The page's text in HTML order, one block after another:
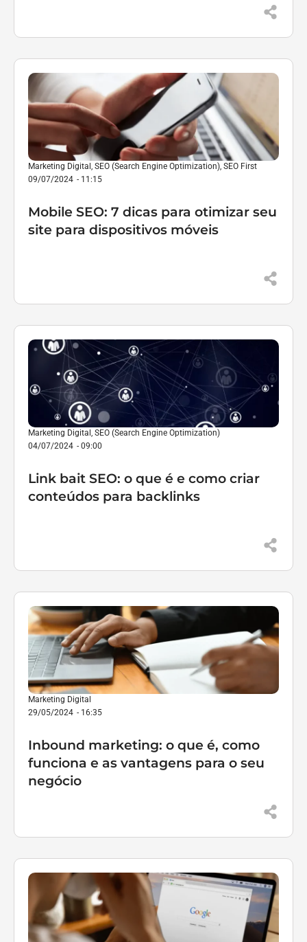
Marketing Digital, SEO (Search Engine Optimization), SEO First
09/07/2024 - 11:15
Mobile SEO: 7 dicas para otimizar seu
site para dispositivos móveis
Marketing Digital, SEO (Search Engine Optimization)
04/07/2024 - 09:00
Link bait SEO: o que é e como criar
conteúdos para backlinks
Marketing Digital
29/05/2024 - 16:35
Inbound marketing: o que é, como
funciona e as vantagens para o seu
negócio